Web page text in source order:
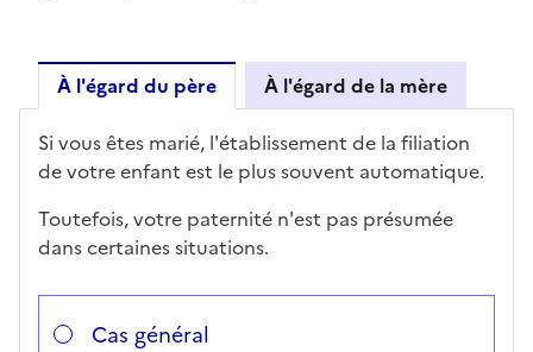
À l'égard du père À l'égard de la mère
À l'égard du père
Si vous êtes marié, l'établissement de la filiation
de votre enfant est le plus souvent automatique.
Toutefois, votre paternité n'est pas présumée
dans certaines situations.
Répondez aux questions successives et les réponses
Vous avez choisi
Cas général